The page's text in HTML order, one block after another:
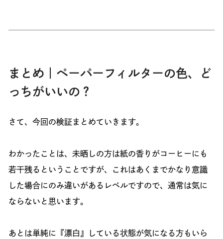
まとめ｜ペーパーフィルターの色、ど
っちがいいの？
さて、今回の検証まとめていきます。
わかったことは、未晒しの方は紙の香りがコーヒーにも
若干残るということですが、これはあくまでかなり意識
した場合にのみ違いがあるレベルですので、通常は気に
ならないと思います。
あとは単純に『漂白』している状態が気になる方もいら